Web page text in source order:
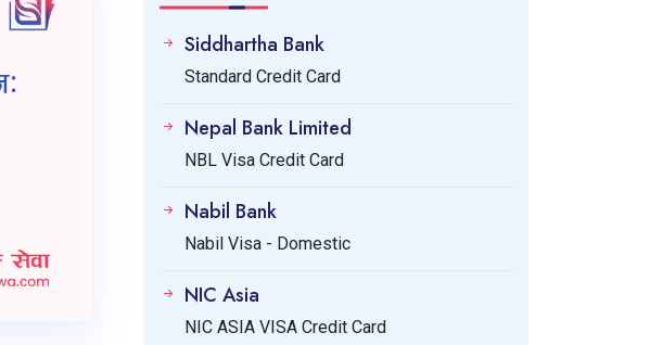
Siddhartha Bank
Standard Credit Card
Nepal Bank Limited
NBL Visa Credit Card
Nabil Bank
Nabil Visa - Domestic
NIC Asia
NIC ASIA VISA Credit Card